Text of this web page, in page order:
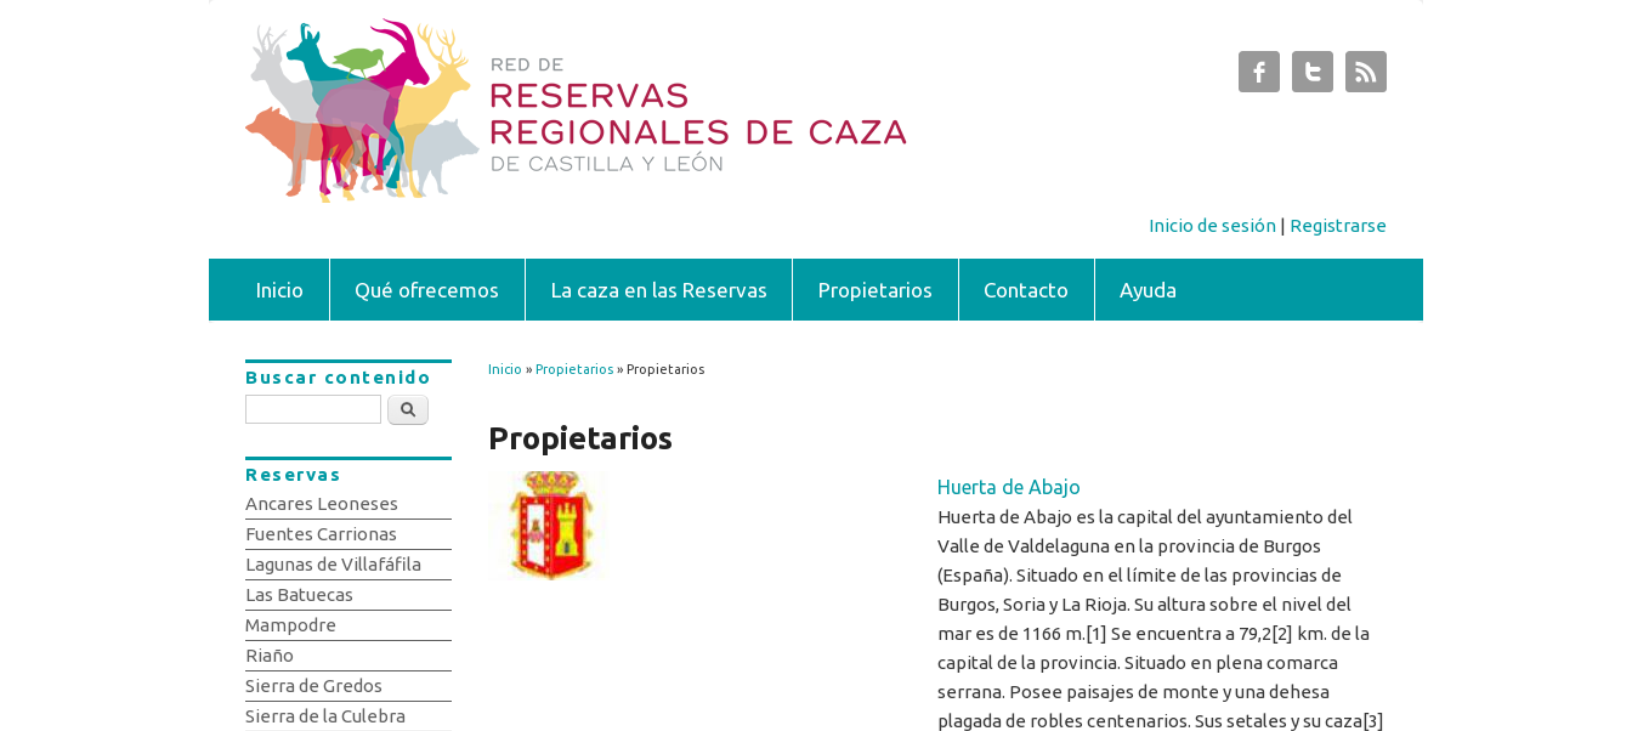
Inicio de sesión | Registrarse
Inicio Qué ofrecemos La caza en las Reservas Propietarios Contacto Ayuda
Se encuentra usted aquí
Inicio » Propietarios » Propietarios
Propietarios
Huerta de Abajo
Huerta de Abajo es la capital del ayuntamiento del
Valle de Valdelaguna en la provincia de Burgos
(España). Situado en el límite de las provincias de
Burgos, Soria y La Rioja. Su altura sobre el nivel del
mar es de 1166 m.[1] Se encuentra a 79,2[2] km. de la
capital de la provincia. Situado en plena comarca
serrana. Posee paisajes de monte y una dehesa
plagada de robles centenarios. Sus setales y su caza[3]
Buscar contenido
Buscar
Reservas
Ancares Leoneses
Fuentes Carrionas
Lagunas de Villafáfila
Las Batuecas
Mampodre
Riaño
Sierra de Gredos
Sierra de la Culebra